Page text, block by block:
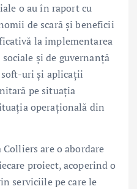
o au în raport cu
de scară și beneficii
la implementarea
și de guvernanță
soft-uri și aplicații
pe situația
operațională din
are o abordare
proiect, acoperind o
serviciile pe care le